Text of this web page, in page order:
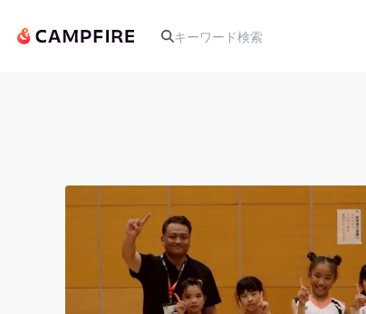
アート・写真
テクノロジー・ガジェット